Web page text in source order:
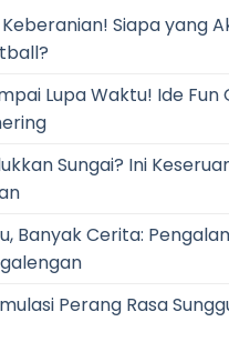
Siapa yang
Lupa Waktu! Ide Fun
Sungai? Ini
Banyak Cerita:
Perang Rasa